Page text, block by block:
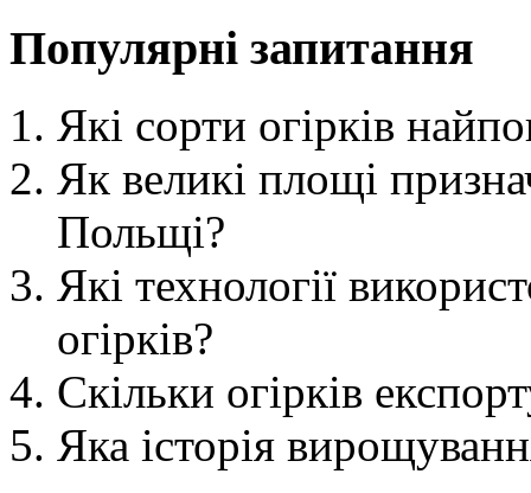
Популярні запитання
Які сорти огірків
Як великі площі
Польщі?
Які технології
огірків?
Скільки огірків
Яка історія